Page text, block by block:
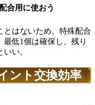
合用に使おう
とはないため、特殊配合
低1個は確保し、残り
い。
ント交換効率